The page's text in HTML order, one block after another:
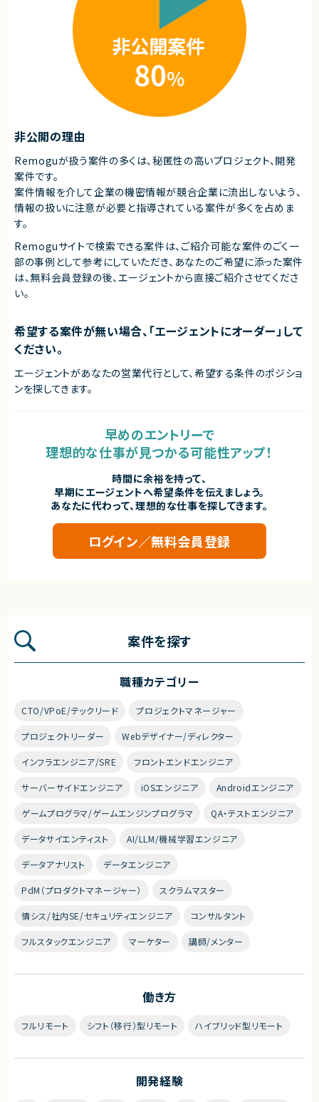
・Next.jsを用いた開発経験
・フロントエンドのリプレイス・モダナイズ経験
・GitHub CopilotやChatGPTなど生成AIを活用した開発経験
業務委託(準委任契約)
株式会社LASSIC
エージェントから
◎AIツールをフル活用した最先端の開発環境でスキルアップが可能！
◎大規模リプレイス案件の中核としてモダン化に深く関われます！
◎フロントを軸にバックエンドや設計まで幅広く経験できます！
◎プロダクトチームと連携し上流工程から関わることができます！
非公開の理由
Remoguが扱う案件の多くは、秘匿性の高いプロジェクト、開発
案件です。
案件情報を介して企業の機密情報が競合企業に流出しないよう、
情報の扱いに注意が必要と指導されている案件が多くを占めま
す。
Remoguサイトで検索できる案件は、ご紹介可能な案件のごく一
部の事例として参考にしていただき、 あなたのご希望に添った案件
は、無料会員登録の後、エージェントから直接ご紹介させてくださ
い。
希望する案件が無い場合、「エージェントにオーダー」して
ください。
エージェントがあなたの営業代行として、希望する条件のポジショ
ンを探してきます。
早めのエントリーで
理想的な仕事が見つかる可能性アップ！
時間に余裕を持って、
早期にエージェントへ希望条件を伝えましょう。
あなたに代わって、理想的な仕事を探してきます。
ログイン／無料会員登録
案件を探す
職種カテゴリー
CTO/VPoE/テックリード プロジェクトマネージャー
プロジェクトリーダー Webデザイナー/ディレクター
インフラエンジニア/SRE フロントエンドエンジニア
サーバーサイドエンジニア iOSエンジニア Androidエンジニア
ゲームプログラマ/ゲームエンジンプログラマ QA・テストエンジニア
データサイエンティスト AI/LLM/機械学習エンジニア
データアナリスト データエンジニア
PdM（プロダクトマネージャー） スクラムマスター
情シス/社内SE/セキュリティエンジニア コンサルタント
フルスタックエンジニア マーケター 講師/メンター
働き方
フルリモート シフト（移行）型リモート ハイブリッド型リモート
開発経験